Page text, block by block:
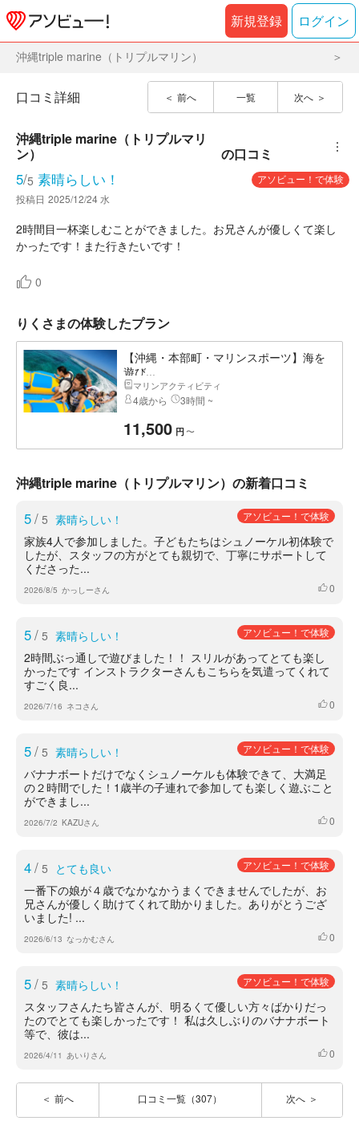
新規登録 ログイン
沖縄triple marine（トリプルマリン）
前へ 一覧 次へ
口コミ詳細
沖縄triple marine（トリプルマリ
ン）
の口コミ ︙
5/5 素晴らしい！
アソビュー！で体験
投稿日 2025/12/24 水
2時間目一杯楽しむことができました。お兄さんが優しくて楽し
かったです！また行きたいです！
0
りくさまの体験したプラン
【沖縄・本部町・マリンスポーツ】海を
遊び...
マリンアクティビティ
4歳から 3時間 ~
11,500 円 〜
沖縄triple marine（トリプルマリン）の新着口コミ
5/ 5 素晴らしい！ アソビュー！で体験
家族4人で参加しました。子どもたちはシュノーケル初体験で
したが、スタッフの方がとても親切で、丁寧にサポートして
くださった...
2026/8/5 かっしーさん いいね
0
5/ 5 素晴らしい！ アソビュー！で体験
2時間ぶっ通しで遊びました！！ スリルがあってとても楽し
かったです インストラクターさんもこちらを気遣ってくれて
すごく良...
2026/7/16 ネコさん いいね
0
5/ 5 素晴らしい！ アソビュー！で体験
バナナボートだけでなくシュノーケルも体験できて、大満足
の２時間でした！1歳半の子連れで参加しても楽しく遊ぶこと
ができまし...
2026/7/2 KAZUさん いいね
0
4/ 5 とても良い アソビュー！で体験
一番下の娘が４歳でなかなかうまくできませんでしたが、お
兄さんが優しく助けてくれて助かりました。ありがとうござ
いました! ...
2026/6/13 なっかむさん いいね
0
5/ 5 素晴らしい！ アソビュー！で体験
スタッフさんたち皆さんが、明るくて優しい方々ばかりだっ
たのでとても楽しかったです！ 私は久しぶりのバナナボート
等で、彼は...
2026/4/11 あいりさん いいね
0
前へ 口コミ一覧（307） 次へ